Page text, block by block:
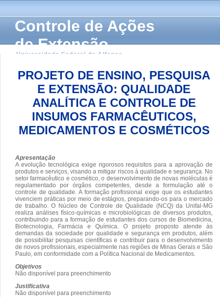
Controle de Ações
de Extensão
Universidade Federal de Alfenas
PROJETO DE ENSINO, PESQUISA
E EXTENSÃO: QUALIDADE
ANALÍTICA E CONTROLE DE
INSUMOS FARMACÊUTICOS,
MEDICAMENTOS E COSMÉTICOS
Apresentação
A evolução tecnológica exige rigorosos requisitos para a aprovação de
produtos e serviços, visando a mitigar riscos à qualidade e segurança. No
setor farmacêutico e cosmético, o desenvolvimento de novas moléculas é
regulamentado por órgãos competentes, desde a formulação até o
controle de qualidade. A formação profissional exige que os estudantes
vivenciem práticas por meio de estágios, preparando-os para o mercado
de trabalho. O Núcleo de Controle de Qualidade (NCQ) da Unifal-MG
realiza análises físico-químicas e microbiológicas de diversos produtos,
contribuindo para a formação de estudantes dos cursos de Biomedicina,
Biotecnologia, Farmácia e Química. O projeto proposto atende às
demandas da sociedade por qualidade e segurança em produtos, além
de possibilitar pesquisas científicas e contribuir para o desenvolvimento
de novos profissionais, especialmente nas regiões de Minas Gerais e São
Paulo, em conformidade com a Política Nacional de Medicamentos.
Objetivos
Não disponível para preenchimento
Justificativa
Não disponível para preenchimento